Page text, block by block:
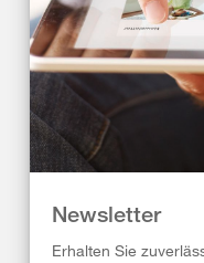
Newsletter
Erhalten Sie